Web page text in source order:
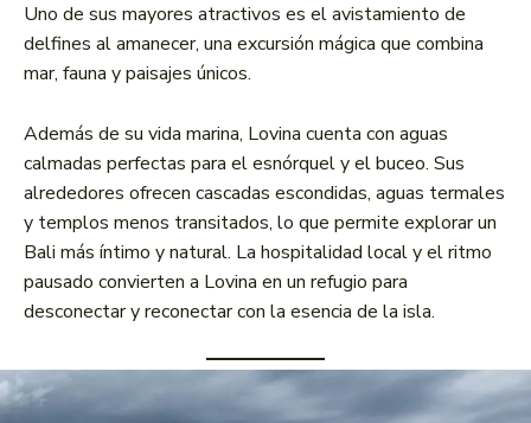
Uno de sus mayores atractivos es el avistamiento de
delfines al amanecer, una excursión mágica que combina
mar, fauna y paisajes únicos.
Además de su vida marina, Lovina cuenta con aguas
calmadas perfectas para el esnórquel y el buceo. Sus
alrededores ofrecen cascadas escondidas, aguas termales
y templos menos transitados, lo que permite explorar un
Bali más íntimo y natural. La hospitalidad local y el ritmo
pausado convierten a Lovina en un refugio para
desconectar y reconectar con la esencia de la isla.